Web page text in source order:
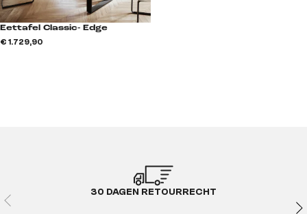
Eettafel Classic- Edge
€ 1.729,90
30 DAGEN RETOURRECHT